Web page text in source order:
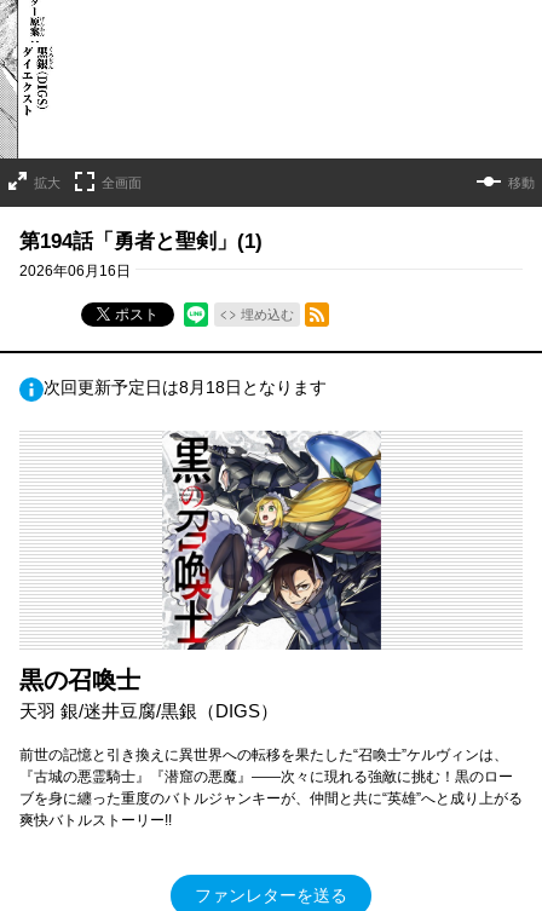
拡大 全画面 移動
第194話「勇者と聖剣」(1)
2026年06月16日
ポスト 埋め込む
RSSフィード
次回更新予定日は8月18日となります
黒の召喚士
天羽 銀/迷井豆腐/黒銀（DIGS）
前世の記憶と引き換えに異世界への転移を果たした“召喚士”ケルヴィンは、
『古城の悪霊騎士』『潜窟の悪魔』――次々に現れる強敵に挑む！黒のロー
ブを身に纏った重度のバトルジャンキーが、仲間と共に“英雄”へと成り上がる
爽快バトルストーリー!!
ファンレターを送る